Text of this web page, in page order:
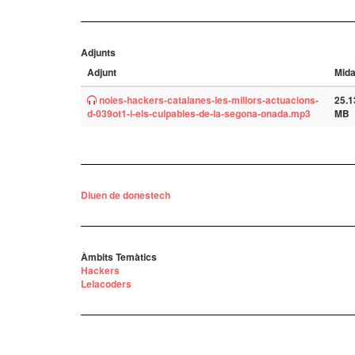
Adjunts
Adjunt
Mida
noies-hackers-catalanes-les-millors-actuacions-
d-039ot1-i-els-culpables-de-la-segona-onada.mp3
MB
Diuen de donestech
Àmbits Temàtics
Hackers
Lelacoders